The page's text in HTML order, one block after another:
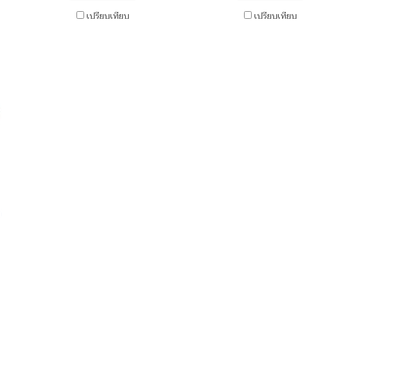
เปรียบเทียบ เปรียบเทียบ